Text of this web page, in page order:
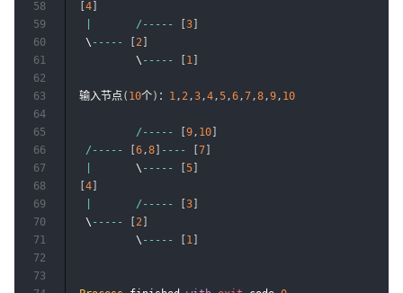
4
/ -- -- - 3
\ -- -- - 2
         \
-- -- - 1
输入节点( 10个) ： 1, 2,3,4,5,6,7,8,9, 10
/ -- -- - 9, 10
/ -- -- - 6,8 -- -- 7
       \
-- -- - 5
4
/ -- -- - 3
\ -- -- - 2
         \
-- -- - 1
58
59
60
61
62
63
64
65
66
67
68
69
70
71
72
73